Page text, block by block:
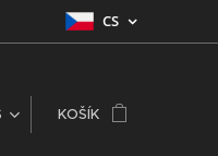
CS
KOŠÍK